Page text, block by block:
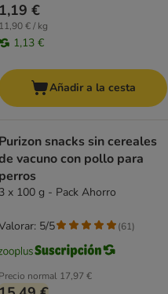
1,19 €
11,90 € / kg
1,13 €
Añadir a la cesta
Purizon snacks sin cereales
vacuno con pollo para
perros
3 x 100 g - Pack Ahorro
Precio normal 17,97 €
5/5 (61)